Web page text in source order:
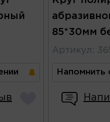
85*30мм
Артикул :
Напомнить